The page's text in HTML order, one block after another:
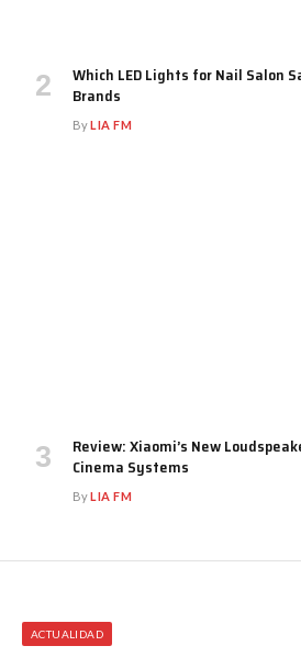
Which LED Lights for Nail Salon
Brands
ByLIA FM
Review: Xiaomi’s New
Cinema Systems
ByLIA FM
ACTUALIDAD